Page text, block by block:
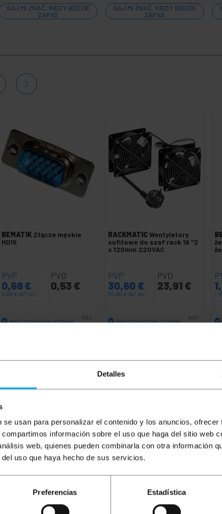
Detalles
usan para personalizar el contenido y los anuncios,
información sobre el uso que haga del sitio web
web, quienes pueden combinarla con otra información
uso que haya hecho de sus servicios.
Preferencias Estadística
DAJ MI ZNAĆ, KIEDY BĘDZIE
ZAPAS
DAJ MI ZNAĆ, KIEDY BĘDZIE
ZAPAS
BEMATIK Złącze męskie
HD15
PVP
0,68€
0,68 €VAT inc.
PVD
0,53 €
Natychmiastowa dostawa
REF:
CM008
RACKMATICWentylatory
sufitowe do szaf rack 19 "2
x 120mm 220VAC
PVP
30,60 €
30,60 €VAT inc.
PVD
23,91 €
Natychmiastowa dostawa
REF:
RK054
1,41
1 metra. Posiada męskie złącza BNC na obu
Idealny do transmisji sygnałów wideo i audio o